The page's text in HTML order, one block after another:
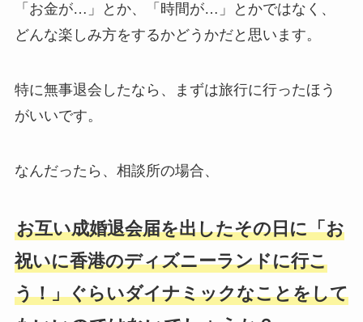
「お金が…」とか、「時間が…」とかではなく、
どんな楽しみ方をするかどうかだと思います。
特に無事退会したなら、まずは旅行に行ったほう
がいいです。
なんだったら、相談所の場合、
お互い成婚退会届を出したその日に「お
祝いに香港のディズニーランドに行こ
う！」ぐらいダイナミックなことをして